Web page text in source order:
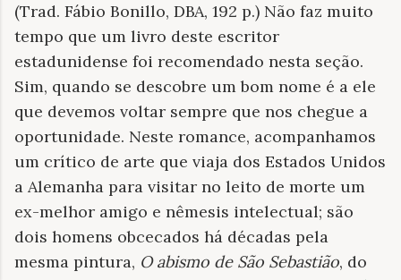
(Trad. Fábio Bonillo, DBA, 192 p.) Não faz muito
tempo que um livro deste escritor
estadunidense foi recomendado nesta seção.
Sim, quando se descobre um bom nome é a ele
que devemos voltar sempre que nos chegue a
oportunidade. Neste romance, acompanhamos
um crítico de arte que viaja dos Estados Unidos
a Alemanha para visitar no leito de morte um
ex-melhor amigo e nêmesis intelectual; são
dois homens obcecados há décadas pela
mesma pintura, O abismo de São Sebastião, do